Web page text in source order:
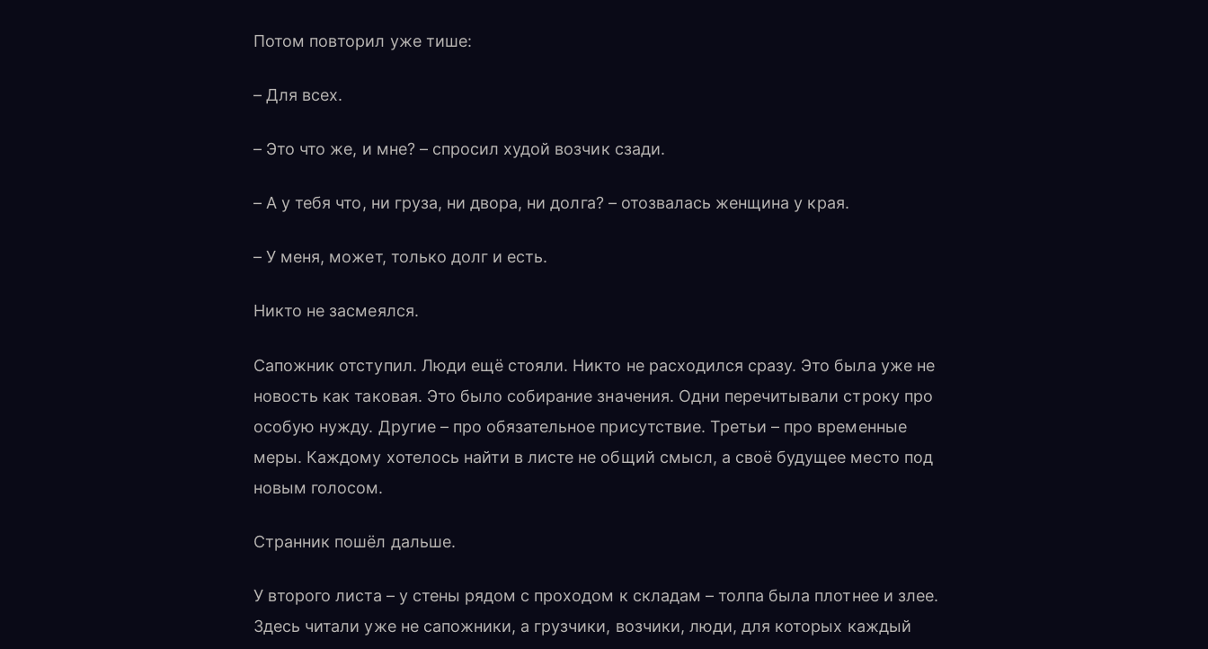
Потом повторил уже тише:
– Для всех.
– Это что же, и мне? – спросил худой возчик сзади.
– А у тебя что, ни груза, ни двора, ни долга? – отозвалась женщина у края.
– У меня, может, только долг и есть.
Никто не засмеялся.
Сапожник отступил. Люди ещё стояли. Никто не расходился сразу. Это была уже не
новость как таковая. Это было собирание значения. Одни перечитывали строку про
особую нужду. Другие – про обязательное присутствие. Третьи – про временные
меры. Каждому хотелось найти в листе не общий смысл, а своё будущее место под
новым голосом.
Странник пошёл дальше.
У второго листа – у стены рядом с проходом к складам – толпа была плотнее и злее.
Здесь читали уже не сапожники, а грузчики, возчики, люди, для которых каждый